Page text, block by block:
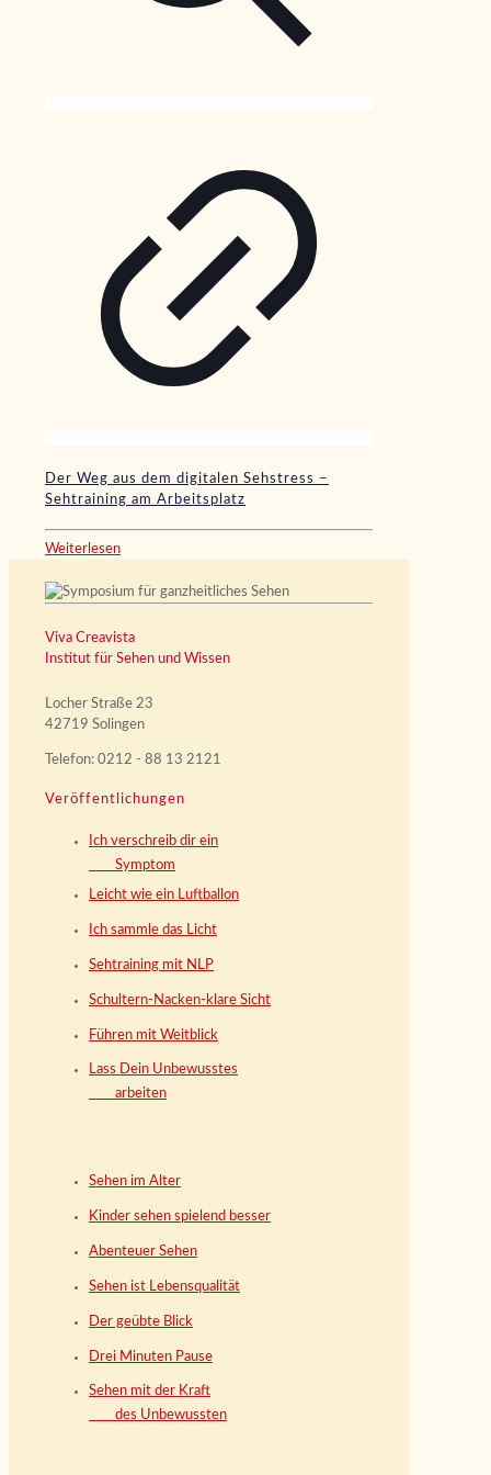
Der Weg aus dem digitalen Sehstress –
Sehtraining am Arbeitsplatz
Weiterlesen
Viva Creavista
Institut für Sehen und Wissen
Locher Straße 23
42719 Solingen
Telefon: 0212 - 88 13 2121
Veröffentlichungen
Ich verschreib dir ein
Symptom
Leicht wie ein Luftballon
Ich sammle das Licht
Sehtraining mit NLP
Schultern-Nacken-klare Sicht
Führen mit Weitblick
Lass Dein Unbewusstes
arbeiten
Sehen im Alter
Kinder sehen spielend besser
Abenteuer Sehen
Sehen ist Lebensqualität
Der geübte Blick
Drei Minuten Pause
Sehen mit der Kraft
des Unbewussten